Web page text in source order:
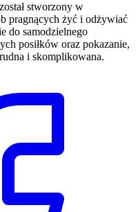
został stworzony w
pragnących żyć i odżywiać
do samodzielnego
posiłków oraz pokazanie,
i skomplikowana.